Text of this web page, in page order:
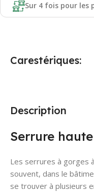
Sur 4 fois pour les
Description
Serrure
Les serrures à gorges
souvent, dans le
se trouver à plusieurs
Carestériques: